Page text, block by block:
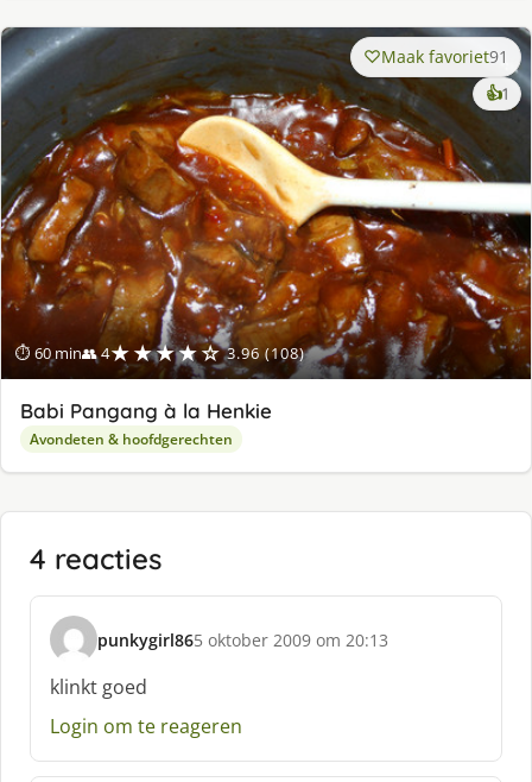
⏱ 60 min👥 4★★★★☆ 3.96 (108)
Maak favoriet91
👍1
Babi Pangang à la Henkie
Avondeten & hoofdgerechten
4 reacties
punkygirl86
s
c
h
r
e
5 oktober 2009 om 20:13
klinkt goed
Login om te reageren